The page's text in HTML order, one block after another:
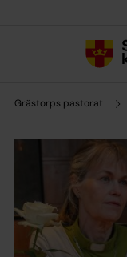
Grästorps pastorat